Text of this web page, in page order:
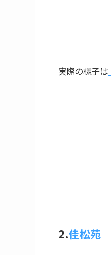
実際の様子は
2.佳松苑